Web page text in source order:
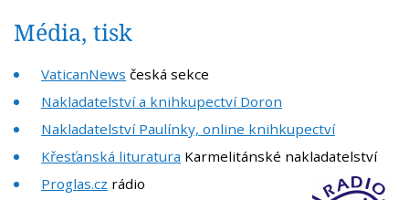
Média, tisk
VaticanNews česká sekce
Nakladatelství a knihkupectví Doron
Nakladatelství Paulínky, online knihkupectví
Křesťanská lituratura Karmelitánské nakladatelství
Proglas.cz rádio